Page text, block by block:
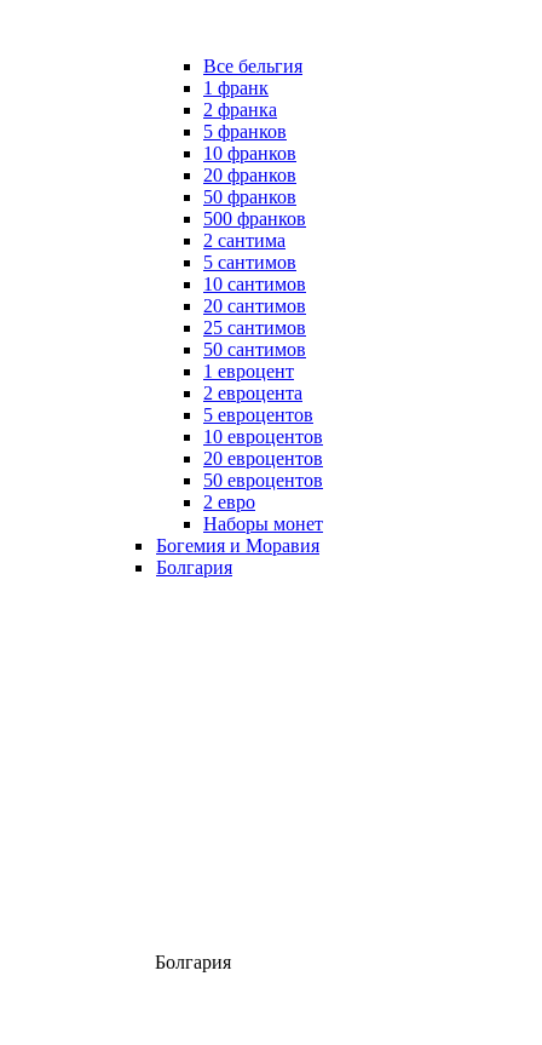
Все бельгия
1 франк
2 франка
5 франков
10 франков
20 франков
50 франков
500 франков
2 сантима
5 сантимов
10 сантимов
20 сантимов
25 сантимов
50 сантимов
1 евроцент
2 евроцента
5 евроцентов
10 евроцентов
20 евроцентов
50 евроцентов
2 евро
Наборы монет
Богемия и Моравия
Болгария
Болгария